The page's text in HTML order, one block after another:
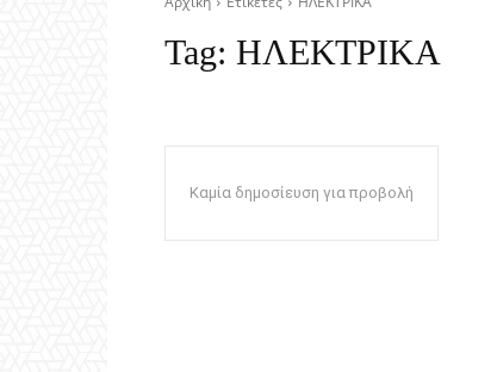
Tag: ΗΛΕΚΤΡΙΚΑ
Καμία δημοσίευση για προβολή